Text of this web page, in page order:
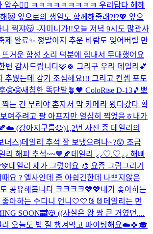
압수🤦‍♀️ ㅋㅋㅋㅋㅋㅋㅋㅋㅋ 우리답다 헤헤
😻 앞으로의 생일도 함께해줄래?!?💖 앞으
니 찍쟈😽 -지미니가!!오늘 저녁 9시도 많관사
제 완료✨ 정말이지 추운 바람도 잊어버릴 만
거운 함성 소리 덕분에 힘내서 무대했어요
번 감사드립니다🩷🍀 그리구 우리 데일리💕
추웠는데 감기 조심해요!!! 그리고 컨셉 포토
🤩🤩새침한 똑단발🪴🖤 ColoRise D-13🎵 뽀
는 건 무리야 혼자서 막 카메라 왔다갔다 확
여주려고 팔 아프지만 열심히 찍었음ㅎ내가
(강아지구름🐶)1,2번 사진 중 데일리의
너스)데일리 추석 잘 보냈으려나~?😲 조금
리 해피 추석~~🤎🍂데일리 ⸝⸝♡.♡⸝⸝ 해삐
데일리 제가 그렸어요 🎨 요즘 그림그리기
요 ? 엘사인데 좀 아쉽긴한데 나쁘지않은
공유해봅니다 크크크크💖💖내가 좋아하는
아하는 수디니 언니🤍🤍🐰🐰 데일리는 먼
SOON🔜😻 ((사실은 왕 짱 큰 거였던....
리 오늘도 밥 잘 챙겨먹고 파이팅해요☁️🍀 🎓